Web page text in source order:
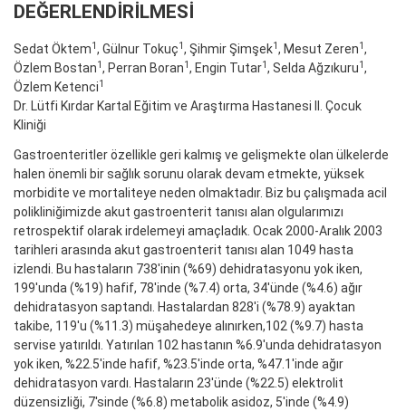
DEĞERLENDİRİLMESİ
Sedat Öktem1, Gülnur Tokuç1, Şihmir Şimşek1, Mesut Zeren1,
Özlem Bostan1, Perran Boran1, Engin Tutar1, Selda Ağzıkuru1,
Özlem Ketenci1
Dr. Lütfi Kırdar Kartal Eğitim ve Araştırma Hastanesi II. Çocuk
Kliniği
Gastroenteritler özellikle geri kalmış ve gelişmekte olan ülkelerde
halen önemli bir sağlık sorunu olarak devam etmekte, yüksek
morbidite ve mortaliteye neden olmaktadır. Biz bu çalışmada acil
polikliniğimizde akut gastroenterit tanısı alan olgularımızı
retrospektif olarak irdelemeyi amaçladık. Ocak 2000-Aralık 2003
tarihleri arasında akut gastroenterit tanısı alan 1049 hasta
izlendi. Bu hastaların 738'inin (%69) dehidratasyonu yok iken,
199'unda (%19) hafif, 78'inde (%7.4) orta, 34'ünde (%4.6) ağır
dehidratasyon saptandı. Hastalardan 828'i (%78.9) ayaktan
takibe, 119'u (%11.3) müşahedeye alınırken,102 (%9.7) hasta
servise yatırıldı. Yatırılan 102 hastanın %6.9'unda dehidratasyon
yok iken, %22.5'inde hafif, %23.5'inde orta, %47.1'inde ağır
dehidratasyon vardı. Hastaların 23'ünde (%22.5) elektrolit
düzensizliği, 7'sinde (%6.8) metabolik asidoz, 5'inde (%4.9)